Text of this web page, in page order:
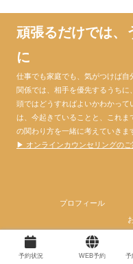
頑張るだけでは、
に
仕事でも家庭でも、気がつけば
関係では、相手を優先するうちに
頭ではどうすればよいかわかって
は、今起きていることと、これ
の関わり方を一緒に考えていきま
▶ オンラインカウンセリングのご
プロフィール
© 2024 心理カウ
予約状況 WEB予約 予